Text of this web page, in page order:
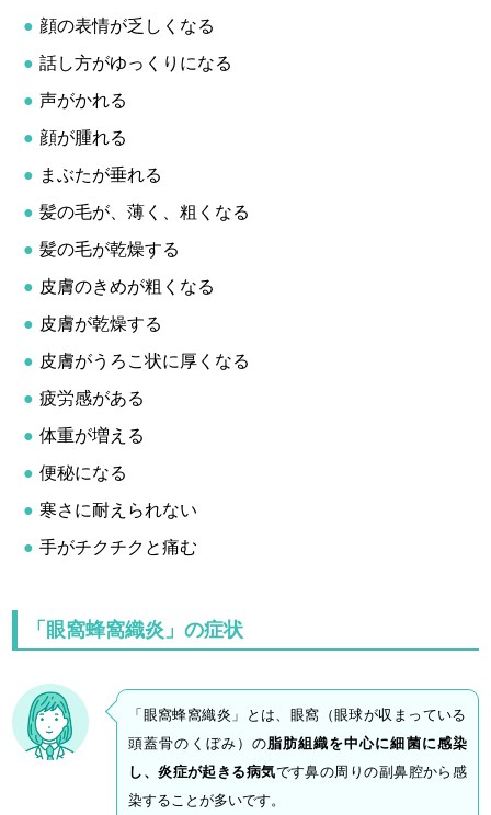
顔の表情が乏しくなる
話し方がゆっくりになる
声がかれる
顔が腫れる
まぶたが垂れる
髪の毛が、薄く、粗くなる
髪の毛が乾燥する
皮膚のきめが粗くなる
皮膚が乾燥する
皮膚がうろこ状に厚くなる
疲労感がある
体重が増える
便秘になる
寒さに耐えられない
手がチクチクと痛む
「眼窩蜂窩織炎」の症状
「眼窩蜂窩織炎」とは、眼窩（眼球が収まっている
頭蓋骨のくぼみ）の脂肪組織を中心に細菌に感染
し、炎症が起きる病気です鼻の周りの副鼻腔から感
染することが多いです。